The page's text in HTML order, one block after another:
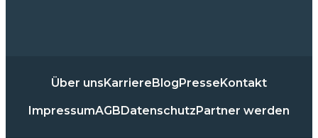
Über unsKarriereBlogPresseKontakt
ImpressumAGBDatenschutzPartner werden